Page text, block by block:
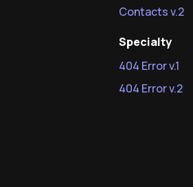
Contacts v.2
Specialty
404 Error v.1
404 Error v.2